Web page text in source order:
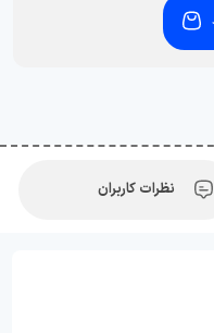
نظرات کاربران